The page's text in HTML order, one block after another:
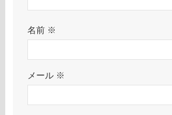
名前 ※
メール ※